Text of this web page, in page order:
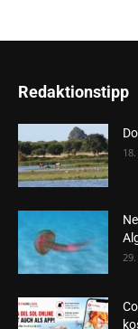
Redaktionstipp